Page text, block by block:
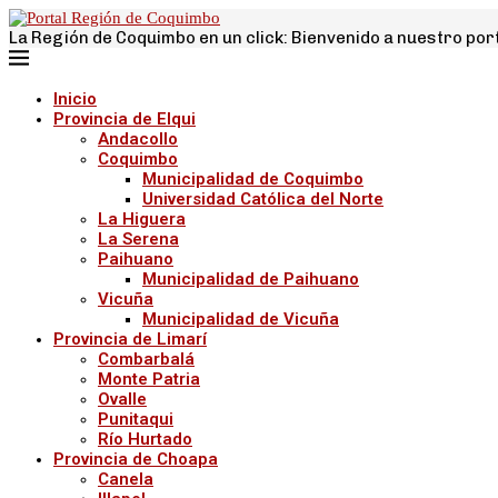
La Región de Coquimbo en un click: Bienvenido a nuestro
Inicio
Provincia de Elqui
Andacollo
Coquimbo
Municipalidad de Coquimbo
Universidad Católica del Norte
La Higuera
La Serena
Paihuano
Municipalidad de Paihuano
Vicuña
Municipalidad de Vicuña
Provincia de Limarí
Combarbalá
Monte Patria
Ovalle
Punitaqui
Río Hurtado
Provincia de Choapa
Canela